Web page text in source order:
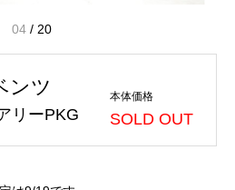
04 / 20
ンツ
リーPKG
本体価格
SOLD OUT